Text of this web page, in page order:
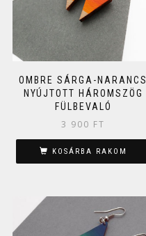
OMBRE SÁRGA-NARANCS
NYÚJTOTT HÁROMSZÖG
FÜLBEVALÓ
3 900 FT
KOSÁRBA RAKOM